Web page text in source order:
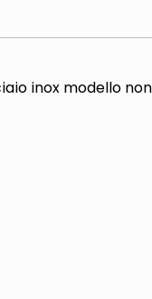
inox modello